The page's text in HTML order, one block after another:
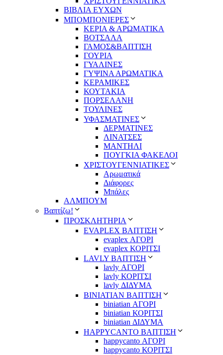
ΒΙΒΛΙΑ ΕΥΧΩΝ
ΜΠΟΜΠΟΝΙΕΡΕΣ
ΚΕΡΙΑ & ΑΡΩΜΑΤΙΚΑ
ΒΟΤΣΑΛΑ
ΓΑΜΟΣ&ΒΑΠΤΙΣΗ
ΓΟΥΡΙΑ
ΓΥΑΛΙΝΕΣ
ΓΥΨΙΝΑ ΑΡΩΜΑΤΙΚΑ
ΚΕΡΑΜΙΚΕΣ
ΚΟΥΤΑΚΙΑ
ΠΟΡΣΕΛΑΝΗ
ΤΟΥΛΙΝΕΣ
ΥΦΑΣΜΑΤΙΝΕΣ
ΔΕΡΜΑΤΙΝΕΣ
ΛΙΝΑΤΣΕΣ
ΜΑΝΤΗΛΙ
ΠΟΥΓΚΙΑ ΦΑΚΕΛΟΙ
ΧΡΙΣΤΟΥΓΕΝΝΙΑΤΙΚΕΣ
Αρωματικά
Διάφορες
Μπάλες
ΑΛΜΠΟΥΜ
Βαπτίζω!
ΠΡΟΣΚΛΗΤΗΡΙΑ
EVAPLEX ΒΑΠΤΙΣΗ
evaplex ΑΓΟΡΙ
evaplex ΚΟΡΙΤΣΙ
LAVLY ΒΑΠΤΙΣΗ
lavly ΑΓΟΡΙ
lavly ΚΟΡΙΤΣΙ
lavly ΔΙΔΥΜΑ
ΒΙΝΙΑΤΙΑΝ ΒΑΠΤΙΣΗ
biniatian ΑΓΟΡΙ
biniatian ΚΟΡΙΤΣΙ
biniatian ΔΙΔΥΜΑ
HAPPYCANTO ΒΑΠΤΙΣΗ
happycanto ΑΓΟΡΙ
happycanto ΚΟΡΙΤΣΙ